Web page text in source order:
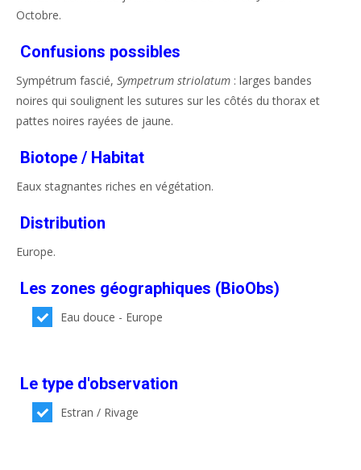
Octobre.
Confusions possibles
Sympétrum fascié, Sympetrum striolatum : larges bandes
noires qui soulignent les sutures sur les côtés du thorax et
pattes noires rayées de jaune.
Biotope / Habitat
Eaux stagnantes riches en végétation.
Distribution
Europe.
Les zones géographiques (BioObs)
Eau douce - Europe
Le type d'observation
Estran / Rivage